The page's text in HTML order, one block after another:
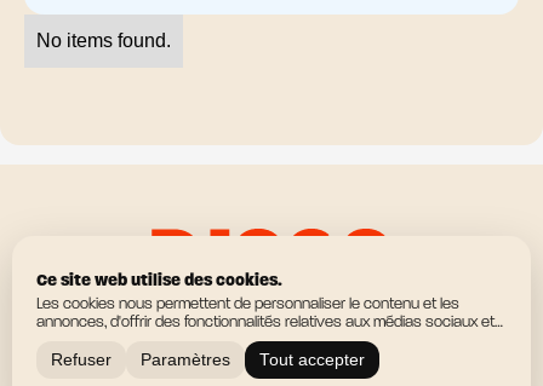
Ce site web utilise des cookies.
Les cookies nous permettent de personnaliser le contenu et les
annonces, d'offrir des fonctionnalités relatives aux médias sociaux et
d'analyser notre trafic. Nous partageons également des informations
sur l'utilisation de notre site avec nos partenaires de médias sociaux,
de publicité et d'analyse, qui peuvent combiner celles-ci avec d'autres
Refuser Paramètres Tout accepter
No items found.
Expériences manuelles immersives Contact
BlogConditions générales de venteMade by Mirax 💫